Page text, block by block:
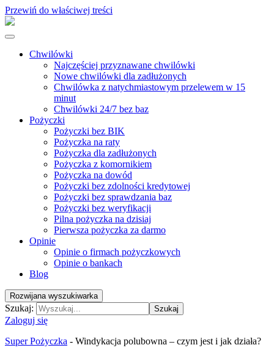
Przewiń do właściwej treści
Chwilówki
Najczęściej przyznawane chwilówki
Nowe chwilówki dla zadłużonych
Chwilówka z natychmiastowym przelewem w 15
minut
Chwilówki 24/7 bez baz
Pożyczki
Pożyczki bez BIK
Pożyczka na raty
Pożyczka dla zadłużonych
Pożyczka z komornikiem
Pożyczka na dowód
Pożyczki bez zdolności kredytowej
Pożyczki bez sprawdzania baz
Pożyczki bez weryfikacji
Pilna pożyczka na dzisiaj
Pierwsza pożyczka za darmo
Opinie
Opinie o firmach pożyczkowych
Opinie o bankach
Blog
Rozwijana wyszukiwarka
Szukaj: Szukaj
Zaloguj się
Super Pożyczka - Windykacja polubowna – czym jest i jak działa?